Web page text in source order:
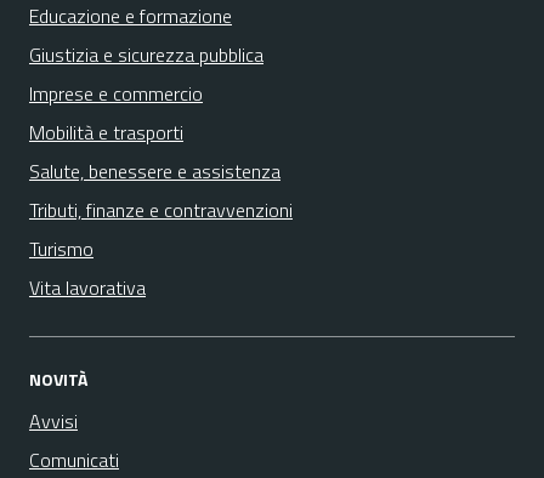
Educazione e formazione
Giustizia e sicurezza pubblica
Imprese e commercio
Mobilità e trasporti
Salute, benessere e assistenza
Tributi, finanze e contravvenzioni
Turismo
Vita lavorativa
NOVITÀ
Avvisi
Comunicati